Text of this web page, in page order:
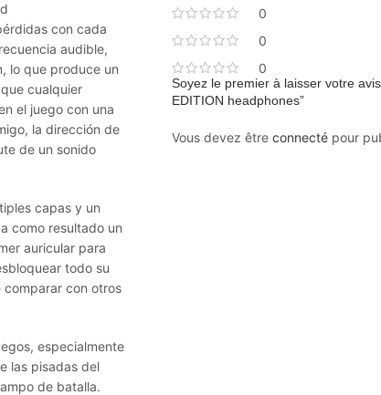
con cada
audible,
lo que produce un
cualquier
el juego con una
la dirección de
de un sonido
capas y un
como resultado un
auricular para
todo su
con otros
especialmente
las pisadas del
de batalla.
0
0
0
Soyez le premier à laisser votre
EDITION headphones”
Vous devez être connectépour